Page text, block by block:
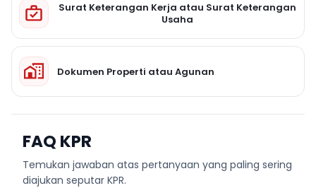
Surat Keterangan Kerja atau Surat Keterangan
Usaha
Dokumen Properti atau Agunan
FAQ KPR
Temukan jawaban atas pertanyaan yang paling sering
diajukan seputar KPR.